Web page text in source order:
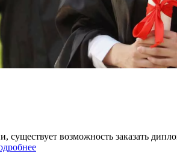
возможность заказать